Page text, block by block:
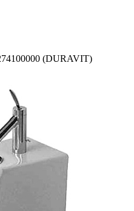
(DURAVIT)